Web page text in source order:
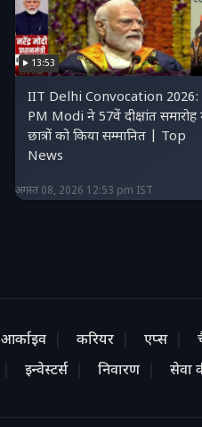
13:53
IIT Delhi Convocation 2026:
PM Modi ने 57वें दीक्षांत समारोह
छात्रों को किया सम्मानित | Top
News
अगस्त 08, 2026 12:53 pm IST
आर्काइव करियर एप्स
इन्वेस्टर्स निवारण सेवा